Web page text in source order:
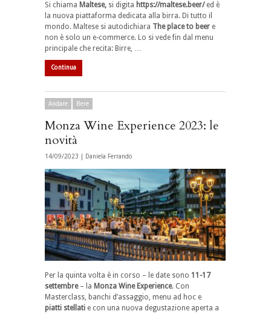
Si chiama Maltese, si digita https://maltese.beer/ed è
la nuova piattaforma dedicata alla birra. Di tutto il
mondo. Maltese si autodichiara The place to beer e
non è solo un e-commerce. Lo si vede fin dal menu
principale che recita: Birre, …
Continua
Andare Bere
Monza Wine Experience 2023: le
novità
14/09/2023 | Daniela Ferrando
Per la quinta volta è in corso – le date sono 11-17
settembre– la Monza Wine Experience. Con
Masterclass, banchi d’assaggio, menu ad hoc e
piatti stellati e con una nuova degustazione aperta a